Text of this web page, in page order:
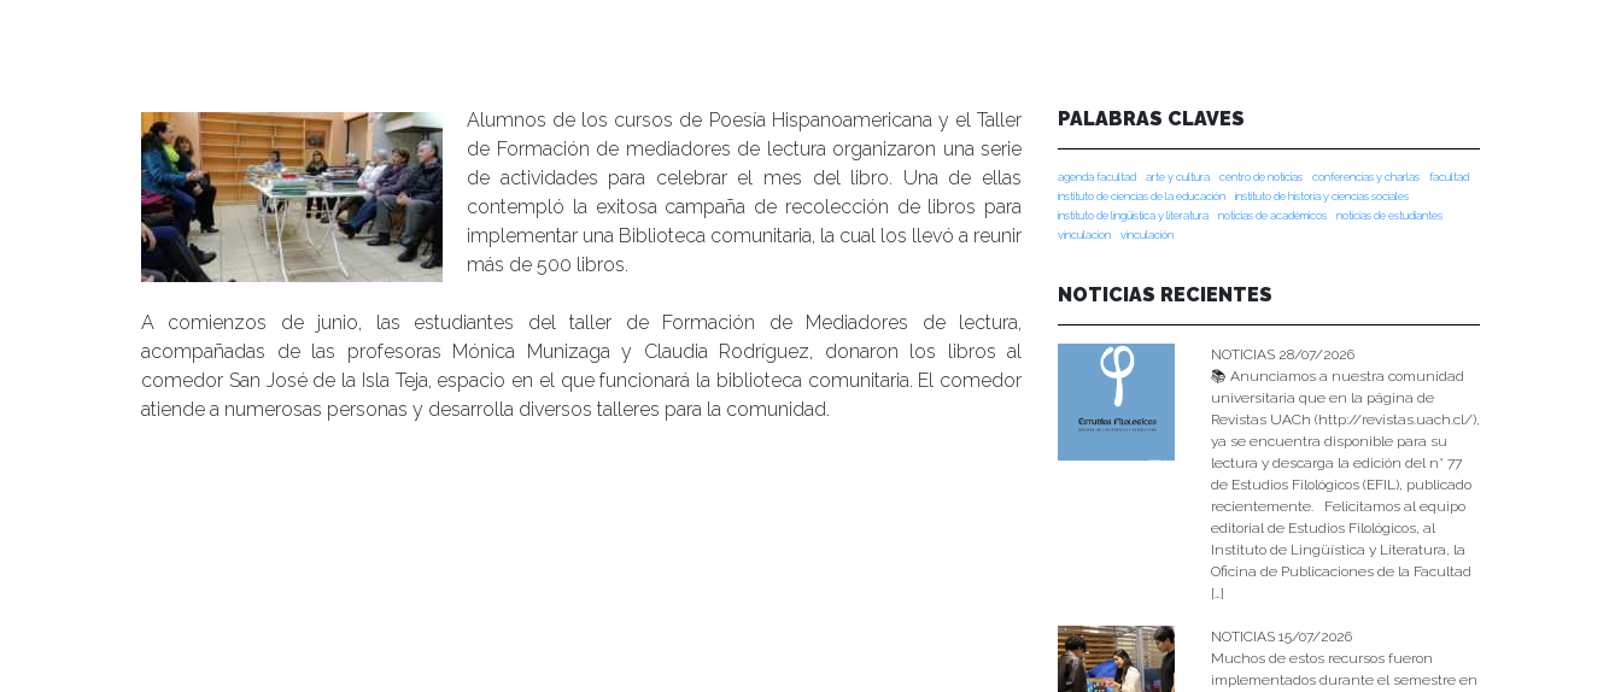
Alumnos de los cursos de Poesía Hispanoamericana y el Taller
de Formación de mediadores de lectura organizaron una serie
de actividades para celebrar el mes del libro. Una de ellas
contempló la exitosa campaña de recolección de libros para
implementar una Biblioteca comunitaria, la cual los llevó a reunir
más de 500 libros.
A comienzos de junio, las estudiantes del taller de Formación de Mediadores de lectura,
acompañadas de las profesoras Mónica Munizaga y Claudia Rodríguez, donaron los libros al
comedor San José de la Isla Teja, espacio en el que funcionará la biblioteca comunitaria. El comedor
atiende a numerosas personas y desarrolla diversos talleres para la comunidad.
PALABRAS CLAVES
agenda facultad arte y cultura centro de noticias conferencias y charlas
facultad
instituto de ciencias de la educación
instituto de historia y ciencias sociales
instituto de lingüística y literatura
noticias de académicos
noticias de estudiantes
vinculacion
vinculación
NOTICIAS RECIENTES
NOTICIAS 28/07/2026
📚 Anunciamos a nuestra comunidad
universitaria que en la página de
Revistas UACh (http://revistas.uach.cl/),
ya se encuentra disponible para su
lectura y descarga la edición del n° 77
de Estudios Filológicos (EFIL), publicado
recientemente. Felicitamos al equipo
editorial de Estudios Filológicos, al
Instituto de Lingüística y Literatura, la
Oficina de Publicaciones de la Facultad
[…]
NOTICIAS 15/07/2026
Muchos de estos recursos fueron
implementados durante el semestre en